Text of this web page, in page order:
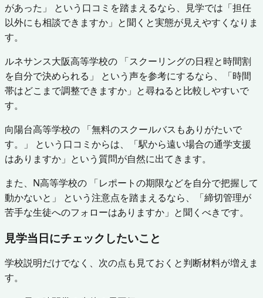
があった」 という口コミを踏まえるなら、見学では「担任
以外にも相談できますか」と聞くと実態が見えやすくなりま
す。
ルネサンス大阪高等学校の 「スクーリングの日程と時間割
を自分で決められる」 という声を参考にするなら、「時間
帯はどこまで調整できますか」と尋ねると比較しやすいで
す。
向陽台高等学校の 「無料のスクールバスもありがたいで
す。」 という口コミからは、「駅から遠い場合の通学支援
はありますか」という質問が自然に出てきます。
また、N高等学校の 「レポートの期限などを自分で把握して
動かないと」 という注意点を踏まえるなら、「締切管理が
苦手な生徒へのフォローはありますか」と聞くべきです。
見学当日にチェックしたいこと
学校説明だけでなく、次の点も見ておくと判断材料が増えま
す。